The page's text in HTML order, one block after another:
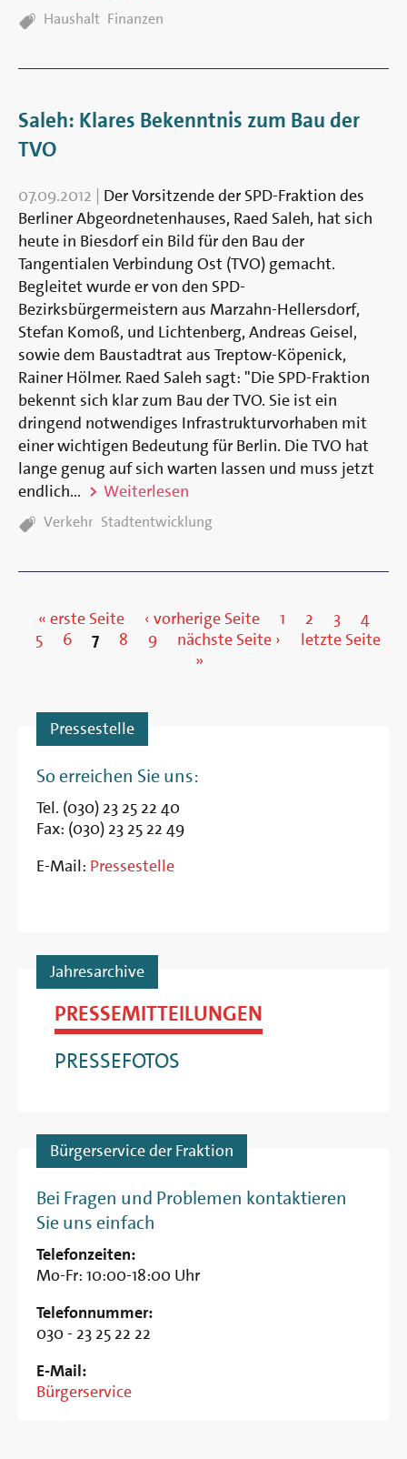
TAGS:
Haushalt Finanzen
Saleh: Klares Bekenntnis zum Bau der
TVO
07.09.2012 | Der Vorsitzende der SPD-Fraktion des
Berliner Abgeordnetenhauses, Raed Saleh, hat sich
heute in Biesdorf ein Bild für den Bau der
Tangentialen Verbindung Ost (TVO) gemacht.
Begleitet wurde er von den SPD-
Bezirksbürgermeistern aus Marzahn-Hellersdorf,
Stefan Komoß, und Lichtenberg, Andreas Geisel,
sowie dem Baustadtrat aus Treptow-Köpenick,
Rainer Hölmer. Raed Saleh sagt: "Die SPD-Fraktion
bekennt sich klar zum Bau der TVO. Sie ist ein
dringend notwendiges Infrastrukturvorhaben mit
einer wichtigen Bedeutung für Berlin. Die TVO hat
lange genug auf sich warten lassen und muss jetzt
endlich...
Weiterlesen
TAGS:
Verkehr Stadtentwicklung
Seiten
« erste Seite ‹ vorherige Seite 1 2 3
4
5
6 7 8 9 nächste Seite ›
letzte Seite
»
Pressestelle
So erreichen Sie uns:
Tel. (030) 23 25 22 40
Fax: (030) 23 25 22 49
E-Mail: Pressestelle
Jahresarchive
PRESSEMITTEILUNGEN
PRESSEFOTOS
Bürgerservice der Fraktion
Bei Fragen und Problemen kontaktieren
Sie uns einfach
Telefonzeiten:
Mo-Fr: 10:00-18:00 Uhr
Telefonnummer:
030 - 23 25 22 22
E-Mail:
Bürgerservice